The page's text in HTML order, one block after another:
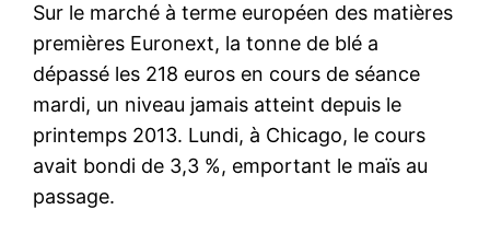
Sur le marché à terme européen des matières
premières Euronext, la tonne de blé a
dépassé les 218 euros en cours de séance
mardi, un niveau jamais atteint depuis le
printemps 2013. Lundi, à Chicago, le cours
avait bondi de 3,3 %, emportant le maïs au
passage.